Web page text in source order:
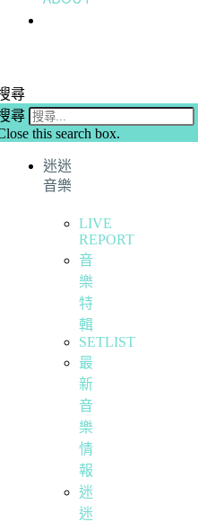
尋
尋
this search box.
迷迷
音樂
LIVE
REPORT
音
樂
特
輯
SETLIST
最
新
音
樂
情
報
迷
迷